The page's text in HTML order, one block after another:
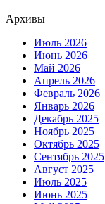
Архивы
Июль 2026
Июнь 2026
Май 2026
Апрель 2026
Февраль 2026
Январь 2026
Декабрь 2025
Ноябрь 2025
Октябрь 2025
Сентябрь 2025
Август 2025
Июль 2025
Июнь 2025